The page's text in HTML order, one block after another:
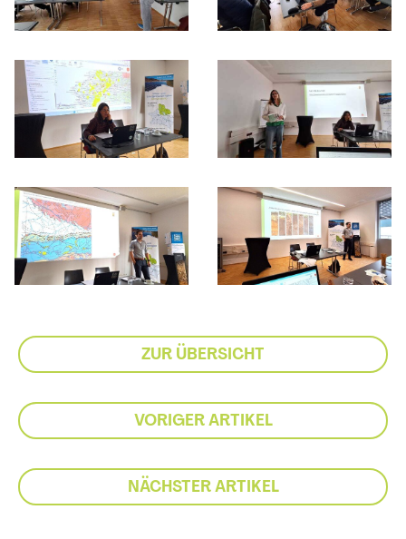
ZUR ÜBERSICHT
VORIGER ARTIKEL
NÄCHSTER ARTIKEL